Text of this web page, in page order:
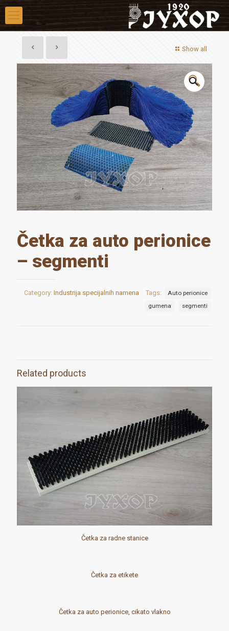
Show all
🔍
Četka za auto perionice
– segmenti
Category: Industrija specijalnih namena Tags:
Auto perionice
gumena
segmenti
Related products
Četka za radne stanice
Četka za etikete
Četka za auto perionice, cikato vlakno